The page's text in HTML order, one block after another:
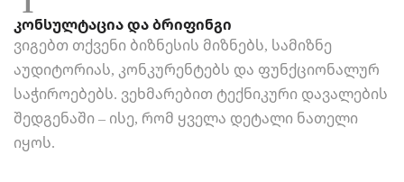
კონსულტაცია და ბრიფინგი
ვიგებთ თქვენი ბიზნესის მიზნებს, სამიზნე
აუდიტორიას, კონკურენტებს და ფუნქციონალურ
საჭიროებებს. ვეხმარებით ტექნიკური დავალების
შედგენაში – ისე, რომ ყველა დეტალი ნათელი
იყოს.